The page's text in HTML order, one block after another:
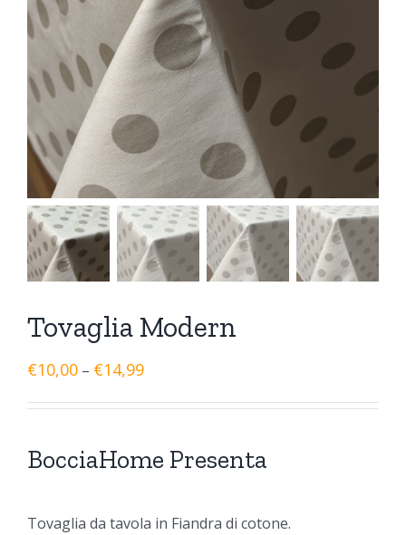
Tovaglia Modern
€10,00 – €14,99
BocciaHome Presenta
Tovaglia da tavola in Fiandra di cotone.